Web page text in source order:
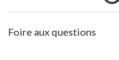
Foire aux questions